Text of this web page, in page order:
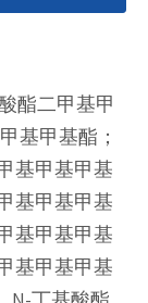
酯二甲基甲
基甲基酯；
基甲基甲基
基甲基甲基
基甲基甲基
基甲基甲基